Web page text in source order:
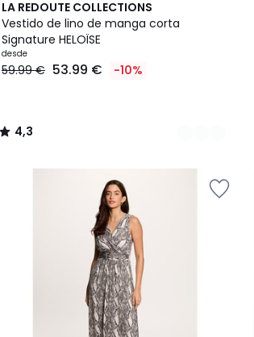
LA REDOUTE COLLECTIONS
Vestido de lino de manga corta
Signature HELOÏSE
desde
59.99 € 53.99 € -10%
4,3
/ 5
2
Colores
4,3
/